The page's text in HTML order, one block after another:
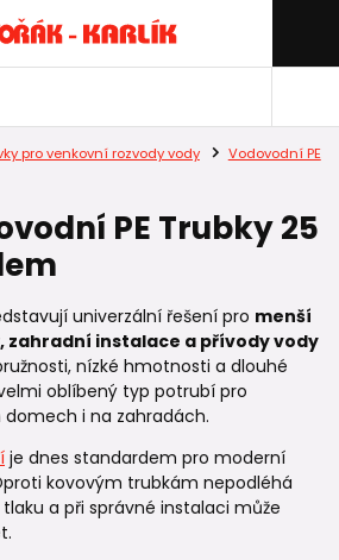
pro venkovní rozvody vody
Vodovodní PE
PE Trubky 25
univerzální řešení pro menší
zahradní instalace a přívody vody
nízké hmotnosti a dlouhé
oblíbený typ potrubí pro
i na zahradách.
je dnes standardem pro moderní
kovovým trubkám nepodléhá
a při správné instalaci může